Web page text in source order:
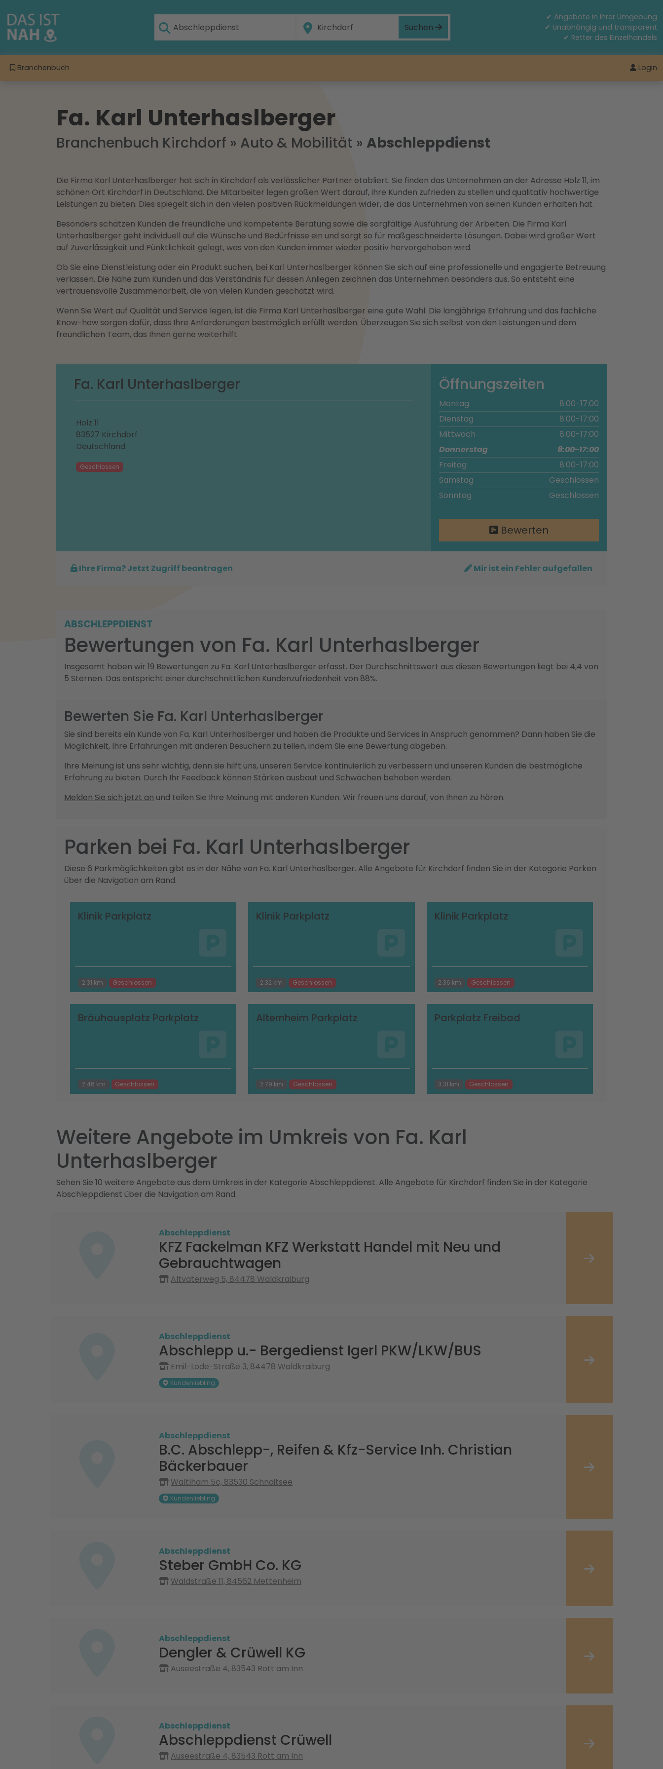
Suchen
✔ Angebote in Ihrer Umgebung
✔ Unabhängig und transparent
✔ Retter des Einzelhandels
Branchenbuch Login
Fa. Karl Unterhaslberger
Branchenbuch Kirchdorf » Auto & Mobilität » Abschleppdienst
Die Firma Karl Unterhaslberger hat sich in Kirchdorf als verlässlicher Partner etabliert. Sie finden das Unternehmen an der Adresse Holz 11, im
schönen Ort Kirchdorf in Deutschland. Die Mitarbeiter legen großen Wert darauf, ihre Kunden zufrieden zu stellen und qualitativ hochwertige
Leistungen zu bieten. Dies spiegelt sich in den vielen positiven Rückmeldungen wider, die das Unternehmen von seinen Kunden erhalten hat.
Besonders schätzen Kunden die freundliche und kompetente Beratung sowie die sorgfältige Ausführung der Arbeiten. Die Firma Karl
Unterhaslberger geht individuell auf die Wünsche und Bedürfnisse ein und sorgt so für maßgeschneiderte Lösungen. Dabei wird großer Wert
auf Zuverlässigkeit und Pünktlichkeit gelegt, was von den Kunden immer wieder positiv hervorgehoben wird.
Ob Sie eine Dienstleistung oder ein Produkt suchen, bei Karl Unterhaslberger können Sie sich auf eine professionelle und engagierte Betreuung
verlassen. Die Nähe zum Kunden und das Verständnis für dessen Anliegen zeichnen das Unternehmen besonders aus. So entsteht eine
vertrauensvolle Zusammenarbeit, die von vielen Kunden geschätzt wird.
Wenn Sie Wert auf Qualität und Service legen, ist die Firma Karl Unterhaslberger eine gute Wahl. Die langjährige Erfahrung und das fachliche
Know-how sorgen dafür, dass Ihre Anforderungen bestmöglich erfüllt werden. Überzeugen Sie sich selbst von den Leistungen und dem
freundlichen Team, das Ihnen gerne weiterhilft.
Fa. Karl Unterhaslberger
Holz 11
83527 Kirchdorf
Deutschland
Geschlossen
Öffnungszeiten
Montag
8:00-17:00
Dienstag
8:00-17:00
Mittwoch
8:00-17:00
Donnerstag
8:00-17:00
Freitag
8:00-17:00
Samstag
Geschlossen
Sonntag
Geschlossen
Bewerten
Ihre Firma? Jetzt Zugriff beantragen Mir ist ein Fehler aufgefallen
ABSCHLEPPDIENST
Bewertungen von Fa. Karl Unterhaslberger
Insgesamt haben wir 19 Bewertungen zu Fa. Karl Unterhaslberger erfasst. Der Durchschnittswert aus diesen Bewertungen liegt bei 4,4 von
5 Sternen. Das entspricht einer durchschnittlichen Kundenzufriedenheit von 88%.
Bewerten Sie Fa. Karl Unterhaslberger
Sie sind bereits ein Kunde von Fa. Karl Unterhaslberger und haben die Produkte und Services in Anspruch genommen? Dann haben Sie die
Möglichkeit, Ihre Erfahrungen mit anderen Besuchern zu teilen, indem Sie eine Bewertung abgeben.
Ihre Meinung ist uns sehr wichtig, denn sie hilft uns, unseren Service kontinuierlich zu verbessern und unseren Kunden die bestmögliche
Erfahrung zu bieten. Durch Ihr Feedback können Stärken ausbaut und Schwächen behoben werden.
Melden Sie sich jetzt an und teilen Sie Ihre Meinung mit anderen Kunden. Wir freuen uns darauf, von Ihnen zu hören.
Parken bei Fa. Karl Unterhaslberger
Diese 6 Parkmöglichkeiten gibt es in der Nähe von Fa. Karl Unterhaslberger. Alle Angebote für Kirchdorf finden Sie in der Kategorie Parken
über die Navigation am Rand.
Klinik Parkplatz
2.31 km Geschlossen
Klinik Parkplatz
2.32 km Geschlossen
Klinik Parkplatz
2.36 km Geschlossen
Bräuhausplatz Parkplatz
2.46 km Geschlossen
Alternheim Parkplatz
2.79 km Geschlossen
Parkplatz Freibad
3.31 km Geschlossen
Weitere Angebote im Umkreis von Fa. Karl
Unterhaslberger
Sehen Sie 10 weitere Angebote aus dem Umkreis in der Kategorie Abschleppdienst. Alle Angebote für Kirchdorf finden Sie in der Kategorie
Abschleppdienst über die Navigation am Rand.
Abschleppdienst
KFZ Fackelman KFZ Werkstatt Handel mit Neu und
Gebrauchtwagen
Altvaterweg 5, 84478 Waldkraiburg
Abschleppdienst
Abschlepp u.- Bergedienst Igerl PKW/LKW/BUS
Emil-Lode-Straße 3, 84478 Waldkraiburg
Kundenliebling
Abschleppdienst
B.C. Abschlepp-, Reifen & Kfz-Service Inh. Christian
Bäckerbauer
Waltlham 5c, 83530 Schnaitsee
Kundenliebling
Abschleppdienst
Steber GmbH Co. KG
Waldstraße 11, 84562 Mettenheim
Abschleppdienst
Dengler & Crüwell KG
Auseestraße 4, 83543 Rott am Inn
Abschleppdienst
Abschleppdienst Crüwell
Auseestraße 4, 83543 Rott am Inn